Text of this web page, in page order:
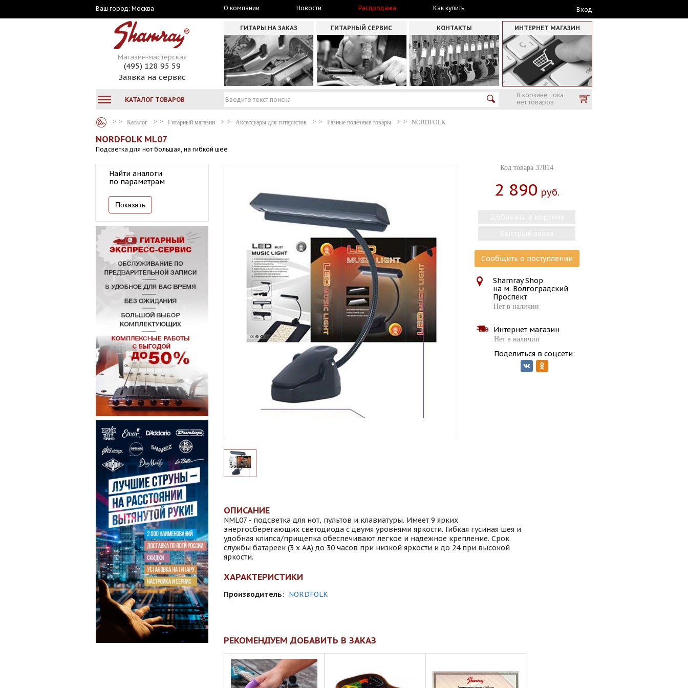
Ваш город: Москва О компании Новости Распродажа Как купить Вход
Магазин-мастерская
(495) 128 95 59
Заявка на сервис
ГИТАРЫ НА ЗАКАЗ ГИТАРНЫЙ СЕРВИС КОНТАКТЫ ИНТЕРНЕТ МАГАЗИН
КАТАЛОГ ТОВАРОВ
В корзине пока
нет товаров
Каталог Гитарный магазин Аксессуары для гитаристов Разные полезные товары NORDFOLK
NORDFOLK ML07
Подсветка для нот большая, на гибкой шее
Найти аналоги
по параметрам
Код товара 37814
2 890 Руб.
Сообщить о поступлении
Shamray Shop
на м. Волгоградский
Проспект
Нет в наличии
Интернет магазин
Нет в наличии
Поделиться в соцсети:
ОПИСАНИЕ
NML07 - подсветка для нот, пультов и клавиатуры. Имеет 9 ярких
энергосберегающих светодиода с двумя уровнями яркости. Гибкая гусиная шея и
удобная клипса/прищепка обеспечивают легкое и надежное крепление. Срок
службы батареек (3 х АА) до 30 часов при низкой яркости и до 24 при высокой
яркости.
ХАРАКТЕРИСТИКИ
Производитель: NORDFOLK
РЕКОМЕНДУЕМ ДОБАВИТЬ В ЗАКАЗ